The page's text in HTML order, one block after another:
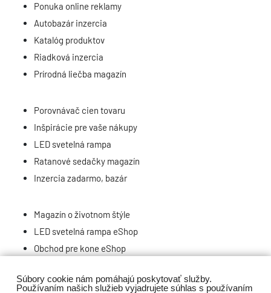
Súbory cookie nám pomáhajú poskytovať služby.
Používaním našich služieb vyjadrujete súhlas s používaním
Ponuka online reklamy
Autobazár inzercia
Katalóg produktov
Riadková inzercia
Prírodná liečba magazín
Porovnávač cien tovaru
Inšpirácie pre vaše nákupy
LED svetelná rampa
Ratanové sedačky magazín
Inzercia zadarmo, bazár
Magazín o životnom štýle
LED svetelná rampa eShop
Obchod pre kone eShop
Nehnuteľnosti, reality, inzercia